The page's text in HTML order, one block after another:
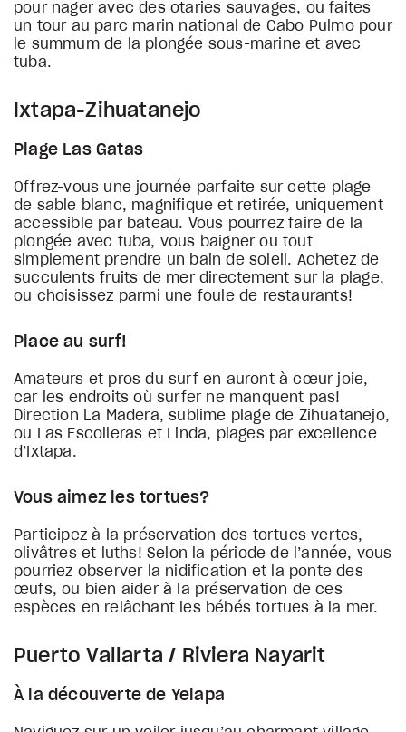
pour nager avec des otaries sauvages, ou faites
un tour au parc marin national de Cabo Pulmo pour
le summum de la plongée sous-marine et avec
tuba.
Ixtapa-Zihuatanejo
Plage Las Gatas
Offrez-vous une journée parfaite sur cette plage
de sable blanc, magnifique et retirée, uniquement
accessible par bateau. Vous pourrez faire de la
plongée avec tuba, vous baigner ou tout
simplement prendre un bain de soleil. Achetez de
succulents fruits de mer directement sur la plage,
ou choisissez parmi une foule de restaurants!
Place au surf!
Amateurs et pros du surf en auront à cœur joie,
car les endroits où surfer ne manquent pas!
Direction La Madera, sublime plage de Zihuatanejo,
ou Las Escolleras et Linda, plages par excellence
d’Ixtapa.
Vous aimez les tortues?
Participez à la préservation des tortues vertes,
olivâtres et luths! Selon la période de l’année, vous
pourriez observer la nidification et la ponte des
œufs, ou bien aider à la préservation de ces
espèces en relâchant les bébés tortues à la mer.
Puerto Vallarta / Riviera Nayarit
À la découverte de Yelapa